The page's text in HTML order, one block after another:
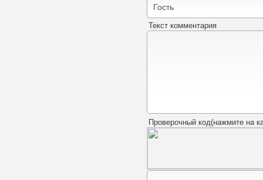
Текст комментария
Проверочный код(нажмите на